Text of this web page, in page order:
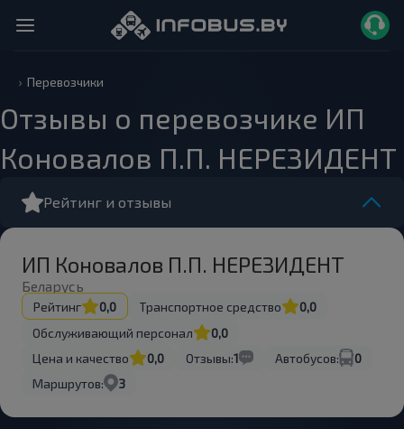
Перевозчики
Отзывы о перевозчике ИП
Коновалов П.П. НЕРЕЗИДЕНТ
Рейтинг и отзывы
ИП Коновалов П.П. НЕРЕЗИДЕНТ
Беларусь
Рейтинг 0,0 Транспортное средство
0,0
Обслуживающий персонал
0,0
Цена и качество
0,0 Отзывы:1 Автобусов:
0
Маршрутов:
3